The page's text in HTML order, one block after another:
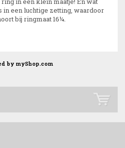
in een luchtige zetting, waardoor
bij ringmaat 16¼.
by myShop.com